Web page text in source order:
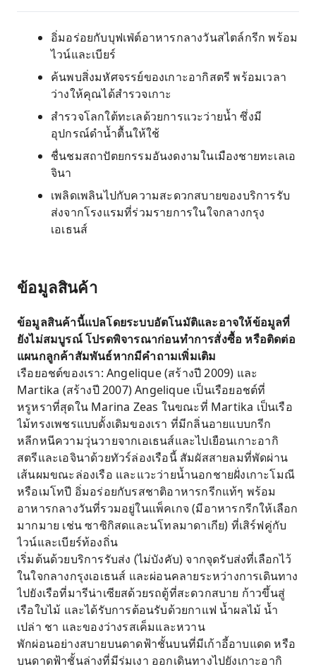
อิ่มอร่อยกับบุฟเฟ่ต์อาหารกลางวันสไตล์กรีก พร้อม
ไวน์และเบียร์
ค้นพบสิ่งมหัศจรรย์ของเกาะอากิสตรี พร้อมเวลา
ว่างให้คุณได้สำรวจเกาะ
สำรวจโลกใต้ทะเลด้วยการแวะว่ายน้ำ ซึ่งมี
อุปกรณ์ดำน้ำตื้นให้ใช้
ชื่นชมสถาปัตยกรรมอันงดงามในเมืองชายทะเลเอ
จินา
เพลิดเพลินไปกับความสะดวกสบายของบริการรับ
ส่งจากโรงแรมที่ร่วมรายการในใจกลางกรุง
เอเธนส์
ข้อมูลสินค้า
ข้อมูลสินค้านี้แปลโดยระบบอัตโนมัติและอาจให้ข้อมูลที่
ยังไม่สมบูรณ์ โปรดพิจารณาก่อนทำการสั่งซื้อ หรือติดต่อ
แผนกลูกค้าสัมพันธ์หากมีคำถามเพิ่มเติม
เรือยอชต์ของเรา: Angelique (สร้างปี 2009) และ
Martika (สร้างปี 2007) Angelique เป็นเรือยอชต์ที่
หรูหราที่สุดใน Marina Zeas ในขณะที่ Martika เป็นเรือ
ไม้ทรงเพชรแบบดั้งเดิมของเรา ที่มีกลิ่นอายแบบกรีก
หลีกหนีความวุ่นวายจากเอเธนส์และไปเยือนเกาะอากิ
สตรีและเอจินาด้วยทัวร์ล่องเรือนี้ สัมผัสสายลมที่พัดผ่าน
เส้นผมขณะล่องเรือ และแวะว่ายน้ำนอกชายฝั่งเกาะโมณี
หรือเมโทปี อิ่มอร่อยกับรสชาติอาหารกรีกแท้ๆ พร้อม
อาหารกลางวันที่รวมอยู่ในแพ็คเกจ (มีอาหารกรีกให้เลือก
มากมาย เช่น ซาซิกิสดและนโทลมาดาเกีย) ที่เสิร์ฟคู่กับ
ไวน์และเบียร์ท้องถิ่น
เริ่มต้นด้วยบริการรับส่ง (ไม่บังคับ) จากจุดรับส่งที่เลือกไว้
ในใจกลางกรุงเอเธนส์ และผ่อนคลายระหว่างการเดินทาง
ไปยังเรือที่มารีน่าเซียสด้วยรถตู้ที่สะดวกสบาย ก้าวขึ้นสู่
เรือใบไม้ และได้รับการต้อนรับด้วยกาแฟ น้ำผลไม้ น้ำ
เปล่า ชา และของว่างรสเค็มและหวาน
พักผ่อนอย่างสบายบนดาดฟ้าชั้นบนที่มีเก้าอี้อาบแดด หรือ
บนดาดฟ้าชั้นล่างที่มีร่มเงา ออกเดินทางไปยังเกาะอากิ